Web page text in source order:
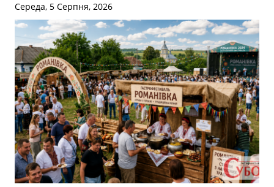
Середа, 5 Серпня, 2026